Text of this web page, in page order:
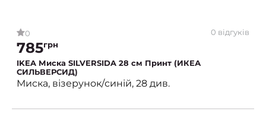
0 0 відгуків
785грн
IKEA Миска SILVERSIDA 28 см Принт (ИКЕА
СИЛЬВЕРСИД)
Миска, візерунок/синій, 28 див.